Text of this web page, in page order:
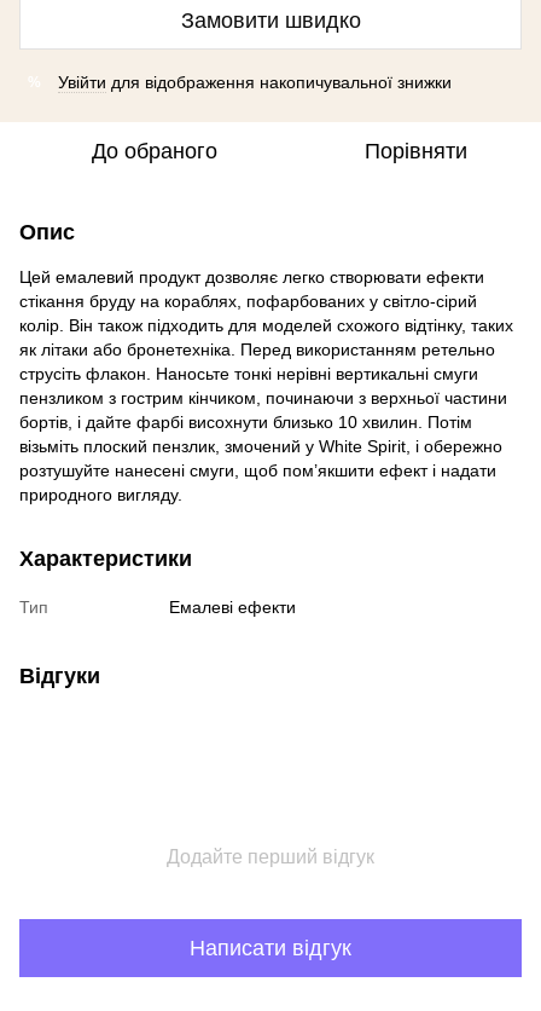
Замовити швидко
% Увійти для відображення накопичувальної знижки
До обраного Порівняти
Опис
Цей емалевий продукт дозволяє легко створювати ефекти
стікання бруду на кораблях, пофарбованих у світло-сірий
колір. Він також підходить для моделей схожого відтінку, таких
як літаки або бронетехніка. Перед використанням ретельно
струсіть флакон. Наносьте тонкі нерівні вертикальні смуги
пензликом з гострим кінчиком, починаючи з верхньої частини
бортів, і дайте фарбі висохнути близько 10 хвилин. Потім
візьміть плоский пензлик, змочений у White Spirit, і обережно
розтушуйте нанесені смуги, щоб пом’якшити ефект і надати
природного вигляду.
Характеристики
Тип Емалеві ефекти
Відгуки
Додайте перший відгук
Написати відгук